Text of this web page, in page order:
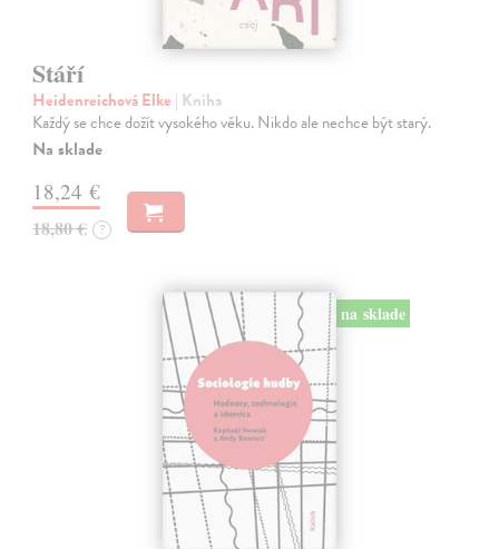
Stáří
Heidenreichová Elke | Kniha
Každý se chce dožít vysokého věku. Nikdo ale nechce být starý.
Na sklade
18,24 €
18,80 € ?
na sklade